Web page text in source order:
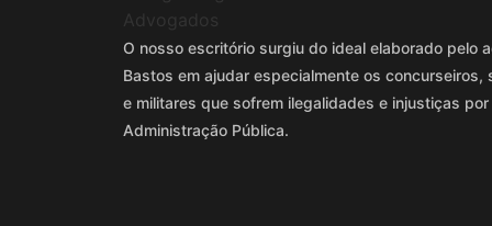
O nosso escritório surgiu do ideal elaborado pelo
Bastos em ajudar especialmente os concurseiros,
e militares que sofrem ilegalidades e injustiças
Administração Pública.